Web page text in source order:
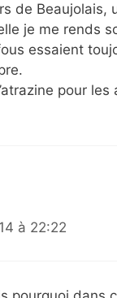
de Beaujolais,
je me rends
essaient
pour les
à 22:22